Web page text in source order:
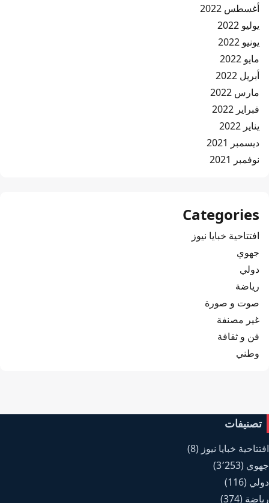
أغسطس 2022
يوليو 2022
يونيو 2022
مايو 2022
أبريل 2022
مارس 2022
فبراير 2022
يناير 2022
ديسمبر 2021
نوفمبر 2021
Categories
افتتاحية خبايا نيوز
جهوي
دولي
رياضة
صوت و صورة
غير مصنفة
فن و ثقافة
وطني
تصنيفات
افتتاحية خبايا نيوز (8)
جهوي (3٬253)
دولي (116)
رياضة (374)